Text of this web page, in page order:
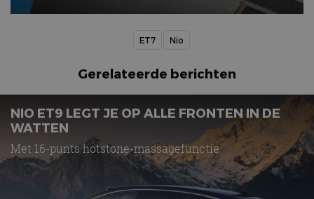
ET7 Nio
Gerelateerde berichten
NIO ET9 LEGT JE OP ALLE FRONTEN IN DE
WATTEN
Met 16-punts hotstone-massagefunctie